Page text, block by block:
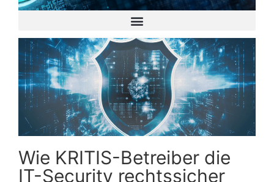
Wie KRITIS-Betreiber die
IT-Security rechtssicher